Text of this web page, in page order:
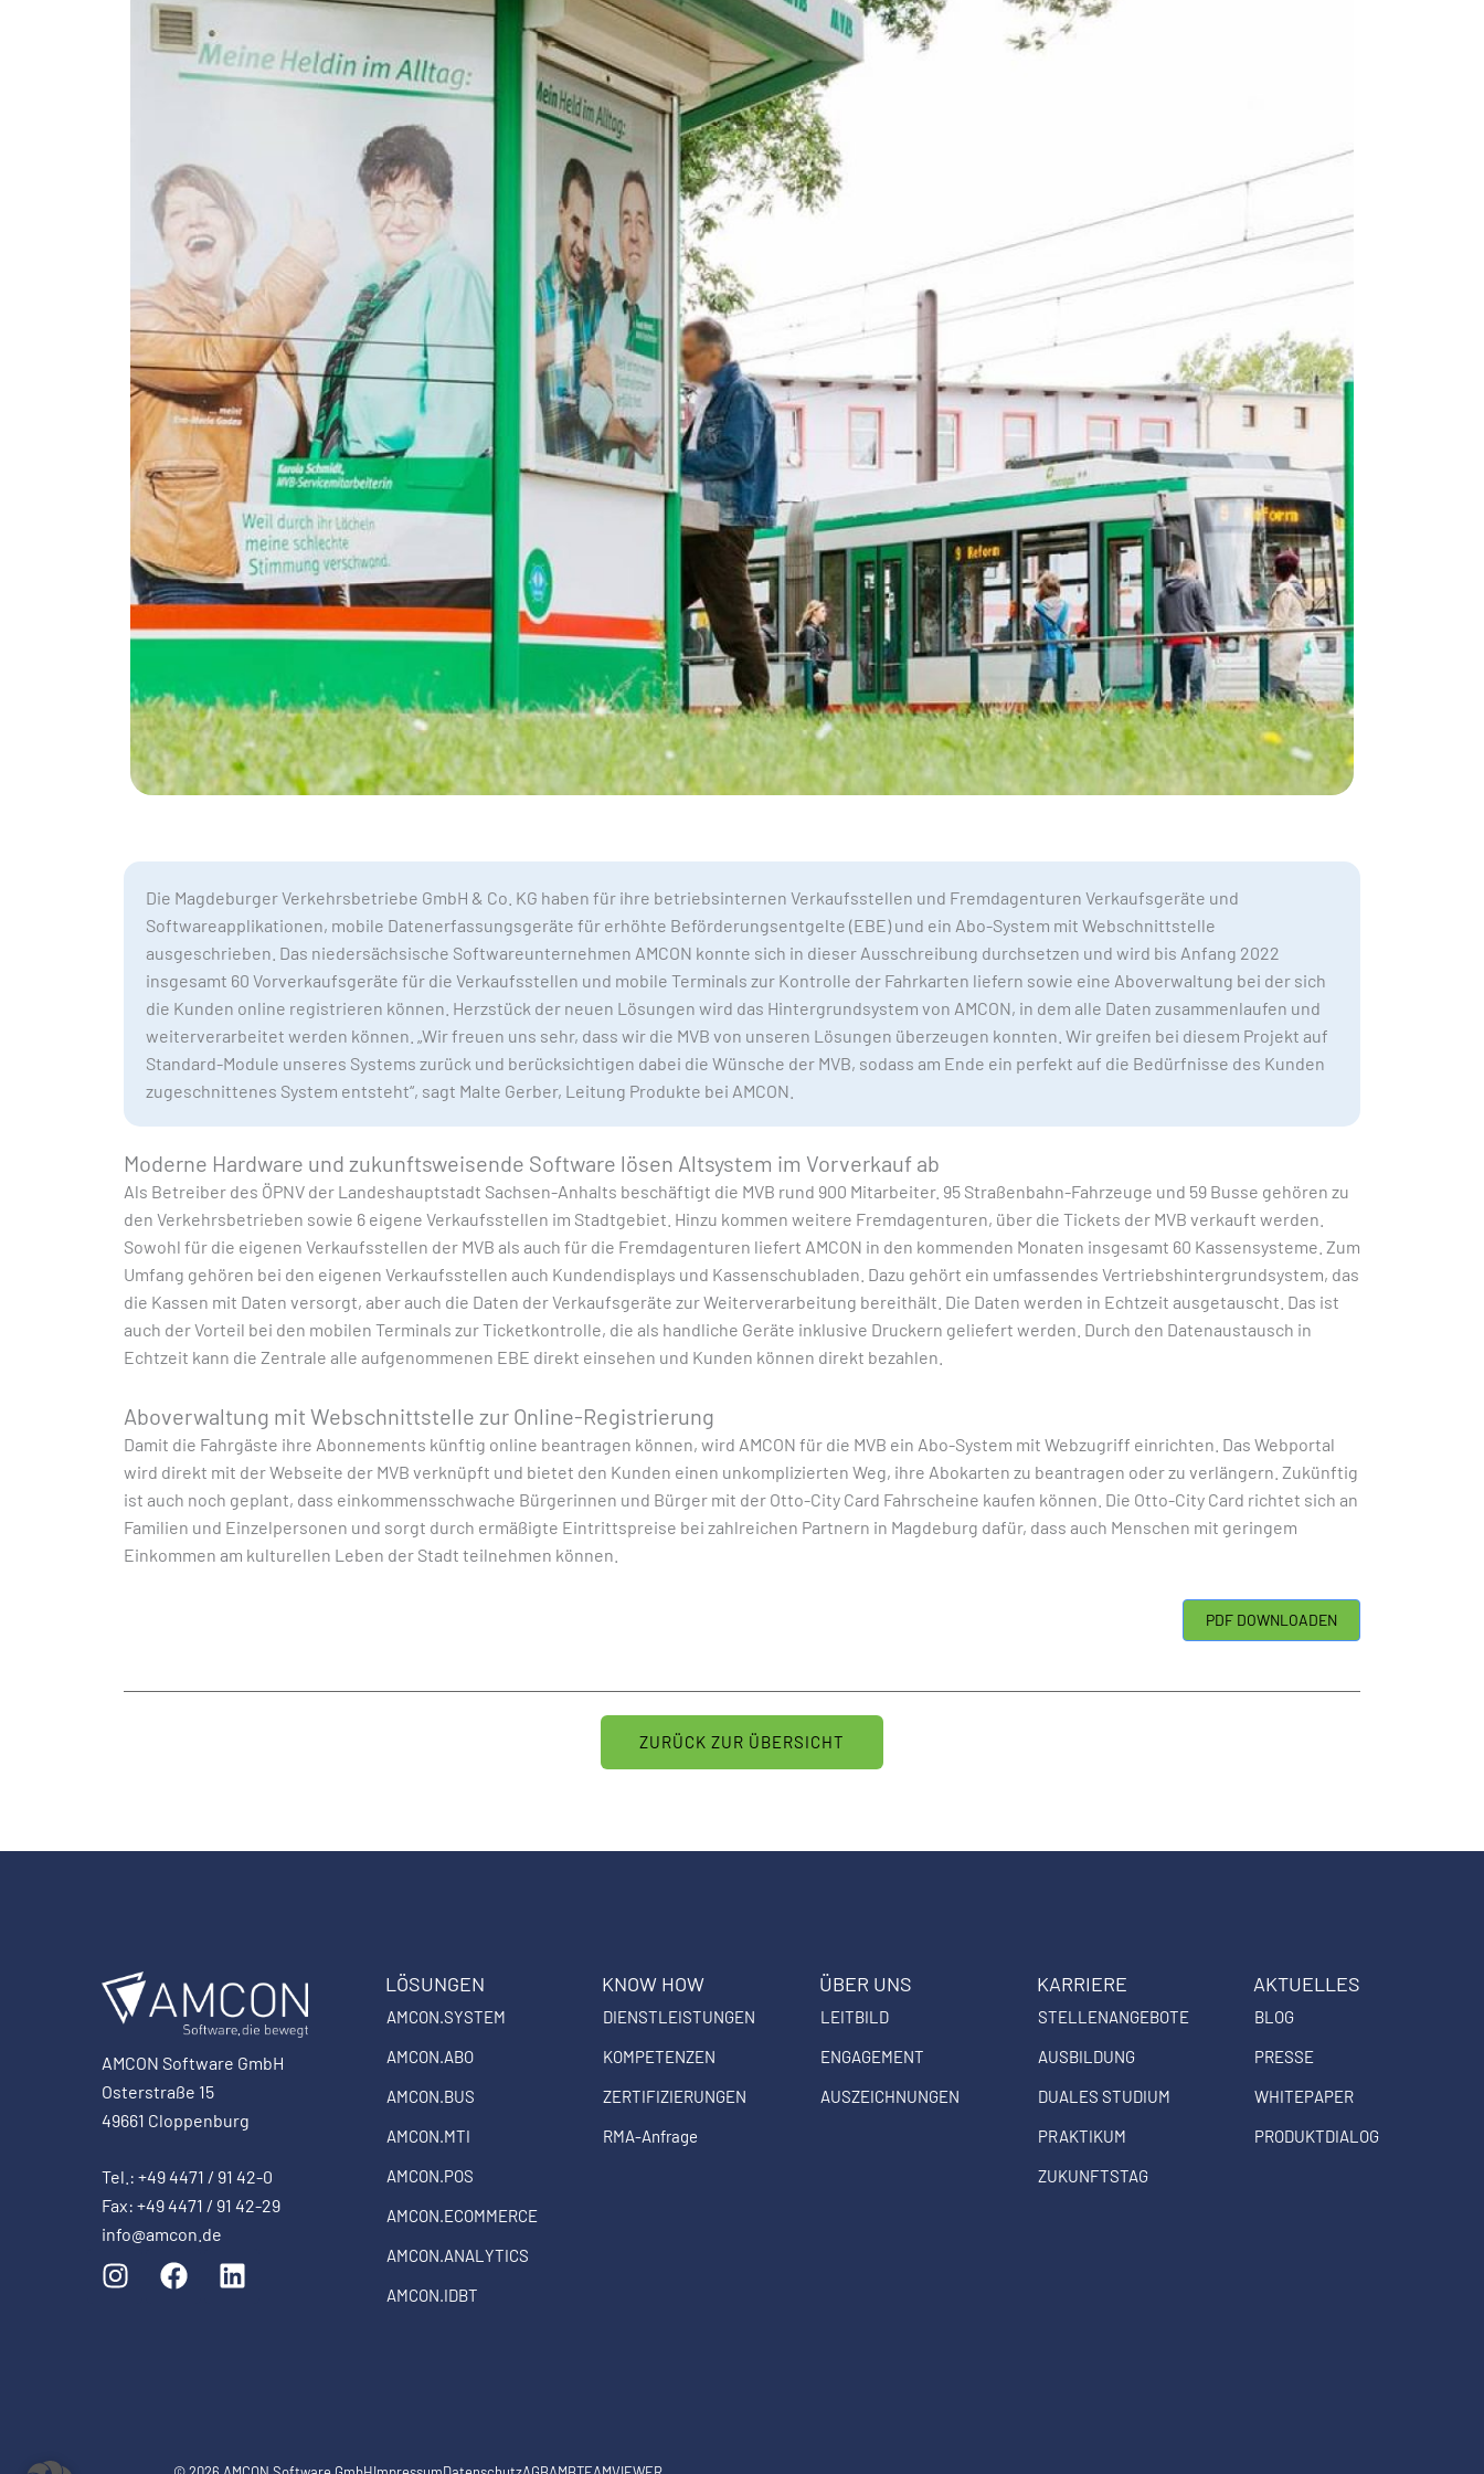
Die Magdeburger Verkehrsbetriebe GmbH & Co. KG haben für ihre betriebsinternen Verkaufsstellen und Fremdagenturen Verkaufsgeräte und
Softwareapplikationen, mobile Datenerfassungsgeräte für erhöhte Beförderungsentgelte (EBE) und ein Abo-System mit Webschnittstelle
ausgeschrieben. Das niedersächsische Softwareunternehmen AMCON konnte sich in dieser Ausschreibung durchsetzen und wird bis Anfang 2022
insgesamt 60 Vorverkaufsgeräte für die Verkaufsstellen und mobile Terminals zur Kontrolle der Fahrkarten liefern sowie eine Aboverwaltung bei der sich
die Kunden online registrieren können. Herzstück der neuen Lösungen wird das Hintergrundsystem von AMCON, in dem alle Daten zusammenlaufen und
weiterverarbeitet werden können. „Wir freuen uns sehr, dass wir die MVB von unseren Lösungen überzeugen konnten. Wir greifen bei diesem Projekt auf
Standard-Module unseres Systems zurück und berücksichtigen dabei die Wünsche der MVB, sodass am Ende ein perfekt auf die Bedürfnisse des Kunden
zugeschnittenes System entsteht“, sagt Malte Gerber, Leitung Produkte bei AMCON.
Moderne Hardware und zukunftsweisende Software lösen Altsystem im Vorverkauf ab
Als Betreiber des ÖPNV der Landeshauptstadt Sachsen-Anhalts beschäftigt die MVB rund 900 Mitarbeiter. 95 Straßenbahn-Fahrzeuge und 59 Busse gehören zu
den Verkehrsbetrieben sowie 6 eigene Verkaufsstellen im Stadtgebiet. Hinzu kommen weitere Fremdagenturen, über die Tickets der MVB verkauft werden.
Sowohl für die eigenen Verkaufsstellen der MVB als auch für die Fremdagenturen liefert AMCON in den kommenden Monaten insgesamt 60 Kassensysteme. Zum
Umfang gehören bei den eigenen Verkaufsstellen auch Kundendisplays und Kassenschubladen. Dazu gehört ein umfassendes Vertriebshintergrundsystem, das
die Kassen mit Daten versorgt, aber auch die Daten der Verkaufsgeräte zur Weiterverarbeitung bereithält. Die Daten werden in Echtzeit ausgetauscht. Das ist
auch der Vorteil bei den mobilen Terminals zur Ticketkontrolle, die als handliche Geräte inklusive Druckern geliefert werden. Durch den Datenaustausch in
Echtzeit kann die Zentrale alle aufgenommenen EBE direkt einsehen und Kunden können direkt bezahlen.
Aboverwaltung mit Webschnittstelle zur Online-Registrierung
Damit die Fahrgäste ihre Abonnements künftig online beantragen können, wird AMCON für die MVB ein Abo-System mit Webzugriff einrichten. Das Webportal
wird direkt mit der Webseite der MVB verknüpft und bietet den Kunden einen unkomplizierten Weg, ihre Abokarten zu beantragen oder zu verlängern. Zukünftig
ist auch noch geplant, dass einkommensschwache Bürgerinnen und Bürger mit der Otto-City Card Fahrscheine kaufen können. Die Otto-City Card richtet sich an
Familien und Einzelpersonen und sorgt durch ermäßigte Eintrittspreise bei zahlreichen Partnern in Magdeburg dafür, dass auch Menschen mit geringem
Einkommen am kulturellen Leben der Stadt teilnehmen können.
ZURÜCK ZUR ÜBERSICHT
AMCON Software GmbH
Osterstraße 15
49661 Cloppenburg
Tel.: +49 4471 / 91 42-0
Fax: +49 4471 / 91 42-29
info@amcon.de
I
n
F
a
L
i
LÖSUNGEN
AMCON.SYSTEM
AMCON.ABO
AMCON.BUS
AMCON.MTI
AMCON.POS
AMCON.ECOMMERCE
AMCON.ANALYTICS
AMCON.IDBT
KNOW HOW
DIENSTLEISTUNGEN
KOMPETENZEN
ZERTIFIZIERUNGEN
RMA-Anfrage
ÜBER UNS
LEITBILD
ENGAGEMENT
AUSZEICHNUNGEN
KARRIERE
STELLENANGEBOTE
AUSBILDUNG
DUALES STUDIUM
PRAKTIKUM
ZUKUNFTSTAG
AKTUELLES
BLOG
PRESSE
WHITEPAPER
PRODUKTDIALOG